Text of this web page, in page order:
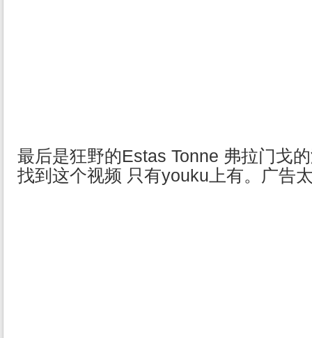
最后是狂野的Estas Tonne 弗拉门戈
找到这个视频 只有youku上有。广告